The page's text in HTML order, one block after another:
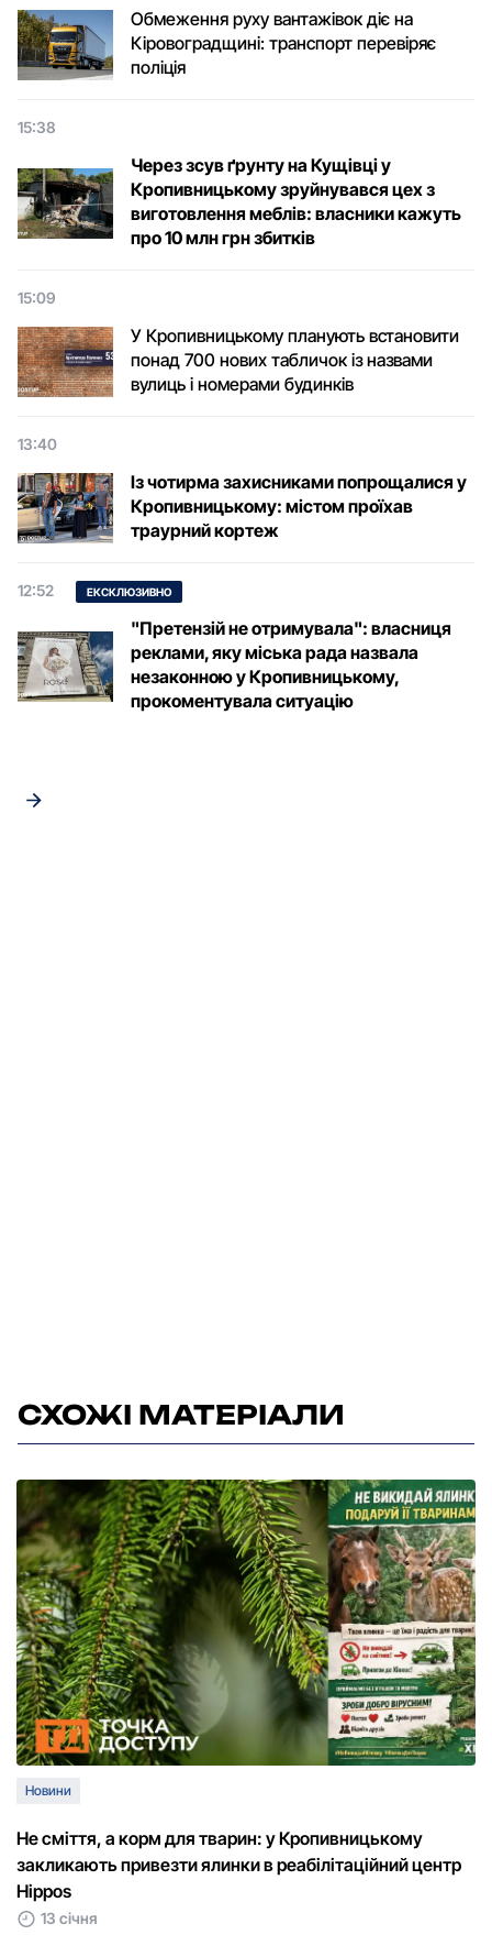
Обмеження руху вантажівок діє на
Кіровоградщині: транспорт перевіряє
поліція
15:38
Через зсув ґрунту на Кущівці у
Кропивницькому зруйнувався цех з
виготовлення меблів: власники кажуть
про 10 млн грн збитків
15:09
У Кропивницькому планують встановити
понад 700 нових табличок із назвами
вулиць і номерами будинків
13:40
Із чотирма захисниками попрощалися у
Кропивницькому: містом проїхав
траурний кортеж
12:52 ЕКСКЛЮЗИВНО
"Претензій не отримувала": власниця
реклами, яку міська рада назвала
незаконною у Кропивницькому,
прокоментувала ситуацію
СХОЖІ МАТЕРІАЛИ
Новини
Не сміття, а корм для тварин: у Кропивницькому
закликають привезти ялинки в реабілітаційний центр
Hippos
13 січня